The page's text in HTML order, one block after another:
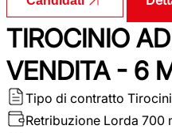
TIROCINIO
VENDITA - 6
Tipo di contratto
Retribuzione Lorda 700